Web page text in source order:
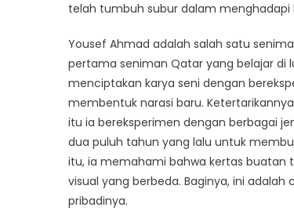
telah tumbuh subur dalam menghadapi
Yousef Ahmad adalah salah satu
pertama seniman Qatar yang belajar di
menciptakan karya seni dengan
membentuk narasi baru.
itu ia bereksperimen dengan berbagai
dua puluh tahun yang lalu untuk
itu, ia memahami bahwa kertas buatan
visual yang berbeda. Baginya, ini
pribadinya.